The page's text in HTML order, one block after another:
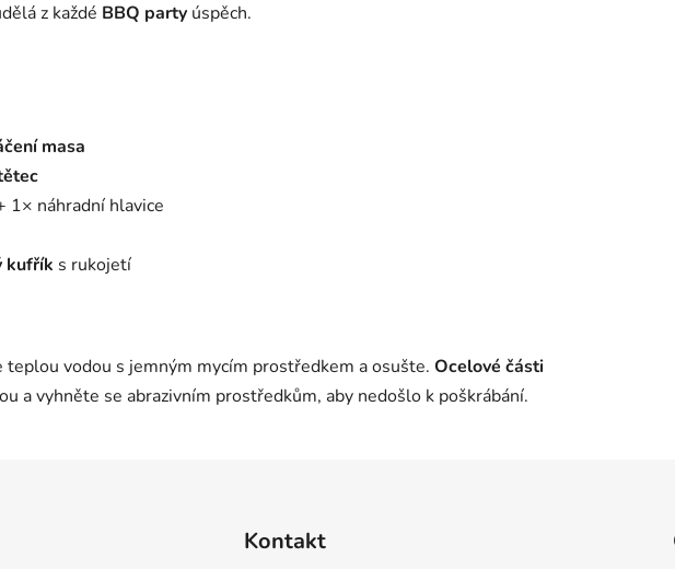
z každé BBQ party úspěch.
masa
1× náhradní hlavice
kufřík s rukojetí
teplou vodou s jemným mycím prostředkem a osušte. Ocelové části
a vyhněte se abrazivním prostředkům, aby nedošlo k poškrábání.
Kontakt